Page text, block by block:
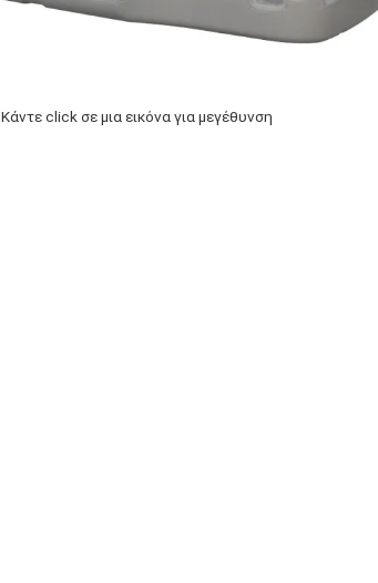
Κάντε click σε μια εικόνα για μεγέθυνση